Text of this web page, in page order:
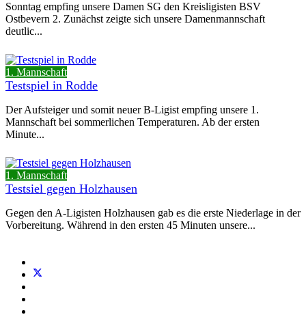
Sonntag empfing unsere Damen SG den Kreisligisten BSV
Ostbevern 2. Zunächst zeigte sich unsere Damenmannschaft
deutlic...
1. Mannschaft
Testspiel in Rodde
Der Aufsteiger und somit neuer B-Ligist empfing unsere 1.
Mannschaft bei sommerlichen Temperaturen. Ab der ersten
Minute...
1. Mannschaft
Testsiel gegen Holzhausen
Gegen den A-Ligisten Holzhausen gab es die erste Niederlage in der
Vorbereitung. Während in den ersten 45 Minuten unsere...